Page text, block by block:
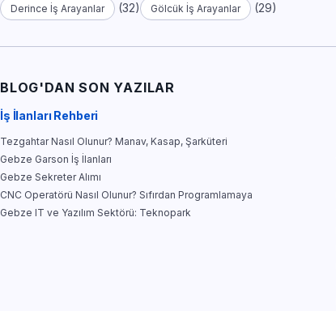
Derince İş Arayanlar (32) Gölcük İş Arayanlar (29)
BLOG'DAN SON YAZILAR
İş İlanları Rehberi
Tezgahtar Nasıl Olunur? Manav, Kasap, Şarküteri
Gebze Garson İş İlanları
Gebze Sekreter Alımı
CNC Operatörü Nasıl Olunur? Sıfırdan Programlamaya
Gebze IT ve Yazılım Sektörü: Teknopark